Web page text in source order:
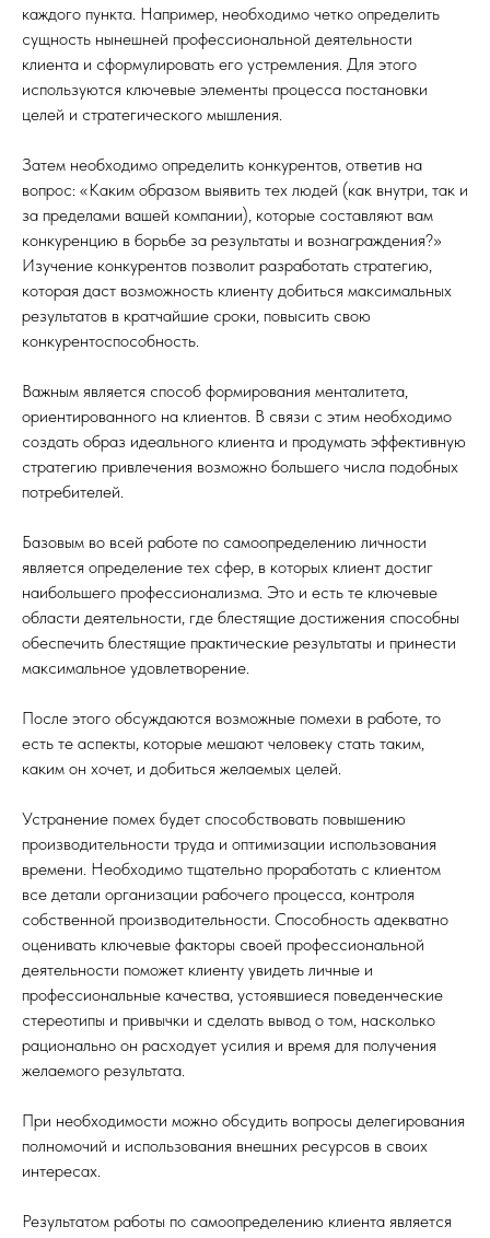
каждого пункта. Например, необходимо четко определить
сущность нынешней профессиональной деятельности
клиента и сформулировать его устремления. Для этого
используются ключевые элементы процесса постановки
целей и стратегического мышления.
Затем необходимо определить конкурентов, ответив на
вопрос: «Каким образом выявить тех людей (как внутри, так и
за пределами вашей компании), которые составляют вам
конкуренцию в борьбе за результаты и вознаграждения?»
Изучение конкурентов позволит разработать стратегию,
которая даст возможность клиенту добиться максимальных
результатов в кратчайшие сроки, повысить свою
конкурентоспособность.
Важным является способ формирования менталитета,
ориентированного на клиентов. В связи с этим необходимо
создать образ идеального клиента и продумать эффективную
стратегию привлечения возможно большего числа подобных
потребителей.
Базовым во всей работе по самоопределению личности
является определение тех сфер, в которых клиент достиг
наибольшего профессионализма. Это и есть те ключевые
области деятельности, где блестящие достижения способны
обеспечить блестящие практические результаты и принести
максимальное удовлетворение.
После этого обсуждаются возможные помехи в работе, то
есть те аспекты, которые мешают человеку стать таким,
каким он хочет, и добиться желаемых целей.
Устранение помех будет способствовать повышению
производительности труда и оптимизации использования
времени. Необходимо тщательно проработать с клиентом
все детали организации рабочего процесса, контроля
собственной производительности. Способность адекватно
оценивать ключевые факторы своей профессиональной
деятельности поможет клиенту увидеть личные и
профессиональные качества, устоявшиеся поведенческие
стереотипы и привычки и сделать вывод о том, насколько
рационально он расходует усилия и время для получения
желаемого результата.
При необходимости можно обсудить вопросы делегирования
полномочий и использования внешних ресурсов в своих
интересах.
Результатом работы по самоопределению клиента является